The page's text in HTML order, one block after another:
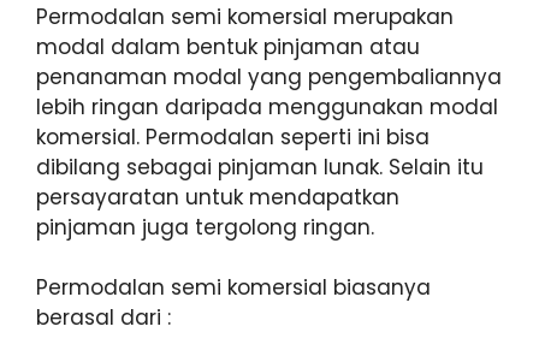
Permodalan semi komersial merupakan
modal dalam bentuk pinjaman atau
penanaman modal yang pengembaliannya
lebih ringan daripada menggunakan modal
komersial. Permodalan seperti ini bisa
dibilang sebagai pinjaman lunak. Selain itu
persayaratan untuk mendapatkan
pinjaman juga tergolong ringan.
Permodalan semi komersial biasanya
berasal dari :